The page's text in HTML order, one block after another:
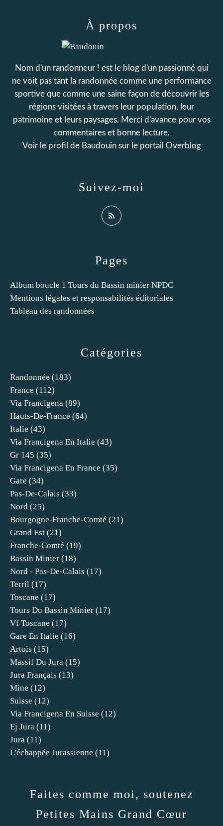
Catégories
Randonnée (183)
France (112)
Via Francigena (89)
Hauts-De-France (64)
Italie (43)
Via Francigena En Italie (43)
Gr 145 (35)
Via Francigena En France (35)
Gare (34)
Pas-De-Calais (33)
Nord (25)
Bourgogne-Franche-Comté (21)
Grand Est (21)
Franche-Comté (19)
Bassin Minier (18)
Nord - Pas-De-Calais (17)
Terril (17)
Toscane (17)
Tours Du Bassin Minier (17)
Vf Toscane (17)
Gare En Italie (16)
Artois (15)
Massif Du Jura (15)
Jura Français (13)
Mine (12)
Suisse (12)
Via Francigena En Suisse (12)
Ej Jura (11)
Jura (11)
L'échappée Jurassienne (11)
Pages
Album boucle 1 Tours du Bassin minier NPDC
Mentions légales et responsabilités éditoriales
Tableau des randonnées
Suivez-moi
À propos
Nom d'un randonneur ! est le blog d'un passionné qui
ne voit pas tant la randonnée comme une performance
sportive que comme une saine façon de découvrir les
régions visitées à travers leur population, leur
patrimoine et leurs paysages. Merci d'avance pour vos
commentaires et bonne lecture.
Voir le profil de Baudouinsur le portail Overblog
Faites comme moi, soutenez
Petites Mains Grand Cœur